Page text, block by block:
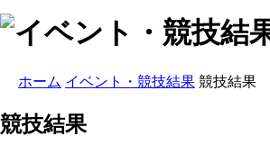
ホーム イベント・競技結果 競技結果
競技結果